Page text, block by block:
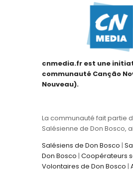
cnmedia.fr est une
communauté Canção
Nouveau).
La communauté fait partie
Salésienne de Don Bosco,
Salésiens de Don Bosco |
Don Bosco | Coopérateurs
Volontaires de Don Bosco |